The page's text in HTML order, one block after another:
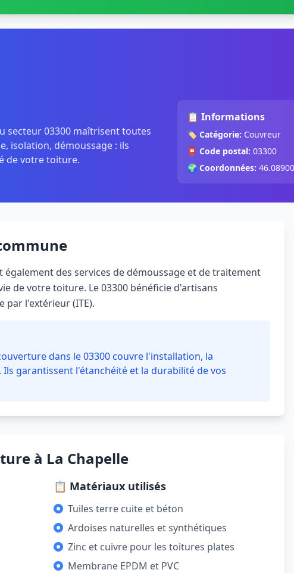
secteur 03300 maîtrisent toutes
isolation, démoussage : ils
de votre toiture.
📋 Informations
🏷️ Catégorie: Couvreur
📮 Code postal: 03300
🌍 Coordonnées:
également des services de démoussage et de traitement
de votre toiture. Le 03300 bénéficie d'artisans
l'extérieur (ITE).
dans le 03300 couvre l'installation, la
garantissent l'étanchéité et la durabilité de vos
à La Chapelle
📋 Matériaux utilisés
Tuiles terre cuite et béton
Ardoises naturelles et synthétiques
Zinc et cuivre pour les toitures plates
Membrane EPDM et PVC